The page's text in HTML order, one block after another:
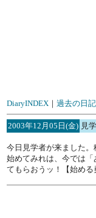
DiaryINDEX ｜ 過去の日記
2003年12月05日(金) 見
今日見学者が来ました
始めてみれは、今では
てもらおうッ！【始め